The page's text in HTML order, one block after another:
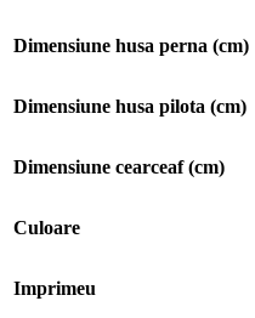
Dimensiune husa perna (cm)
Dimensiune husa pilota (cm)
Dimensiune cearceaf (cm)
Culoare
Imprimeu